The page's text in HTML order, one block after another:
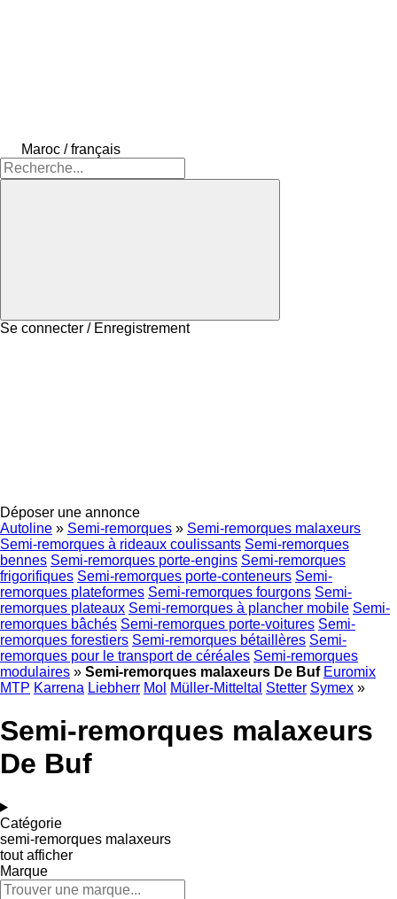
Maroc / français
Se connecter / Enregistrement
Déposer une annonce
Autoline » Semi-remorques » Semi-remorques malaxeurs
Semi-remorques à rideaux coulissants Semi-remorques
bennes Semi-remorques porte-engins Semi-remorques
frigorifiques Semi-remorques porte-conteneurs Semi-
remorques plateformes Semi-remorques fourgons Semi-
remorques plateaux Semi-remorques à plancher mobile Semi-
remorques bâchés Semi-remorques porte-voitures Semi-
remorques forestiers Semi-remorques bétaillères Semi-
remorques pour le transport de céréales Semi-remorques
modulaires » Semi-remorques malaxeurs De Buf Euromix
MTP Karrena Liebherr Mol Müller-Mitteltal Stetter Symex »
Semi-remorques malaxeurs
De Buf
Catégorie
semi-remorques malaxeurs
tout afficher
Marque